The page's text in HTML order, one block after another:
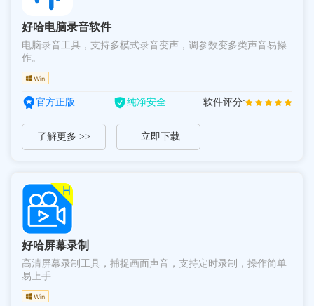
好哈电脑录音软件
电脑录音工具，支持多模式录音变声，调参数变多类声音易操
作。
官方正版 纯净安全 软件评分:
了解更多 >> 立即下载
好哈屏幕录制
高清屏幕录制工具，捕捉画面声音，支持定时录制，操作简单
易上手